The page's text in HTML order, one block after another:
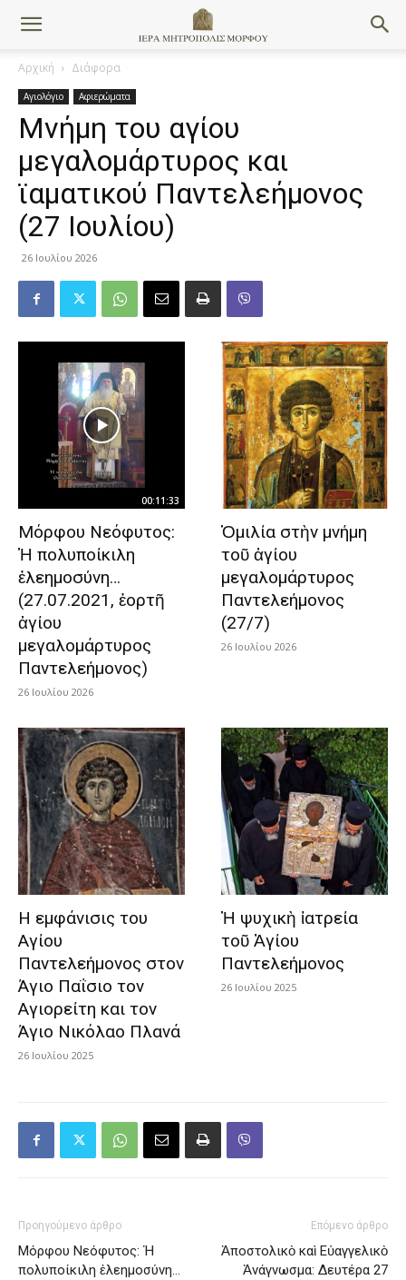
Αρχική Διάφορα
Αγιολόγιο Αφιερώματα
Μνήμη του αγίου
μεγαλομάρτυρος και
ϊαματικού Παντελεήμονος
(27 Ιουλίου)
26 Ιουλίου 2026
00:11:33
Μόρφου Νεόφυτος:
Ἡ πολυποίκιλη
ἐλεημοσύνη…
(27.07.2021, ἑορτῆ
ἁγίου
μεγαλομάρτυρος
Παντελεήμονος)
26 Ιουλίου 2026
Ὁμιλία στὴν μνήμη
τοῦ ἁγίου
μεγαλομάρτυρος
Παντελεήμονος
(27/7)
26 Ιουλίου 2026
Η εμφάνισις του
Αγίου
Παντελεήμονος στον
Άγιο Παΐσιο τον
Αγιορείτη και τον
Άγιο Νικόλαο Πλανά
26 Ιουλίου 2025
Ἡ ψυχικὴ ἰατρεία
τοῦ Ἁγίου
Παντελεήμονος
26 Ιουλίου 2025
Προηγούμενο άρθρο
Μόρφου Νεόφυτος: Ἡ
πολυποίκιλη ἐλεημοσύνη…
Επόμενο άρθρο
Ἀποστολικὸ καὶ Εὐαγγελικὸ
Ἀνάγνωσμα: Δευτέρα 27